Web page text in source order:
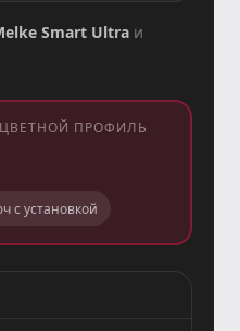
Smart Ultra и
- ЦВЕТНОЙ ПРОФИЛЬ
с установкой